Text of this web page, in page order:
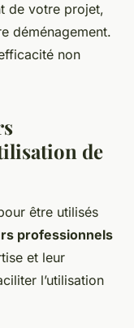
de votre projet,
déménagement.
non
de
être utilisés
professionnels
et leur
l’utilisation